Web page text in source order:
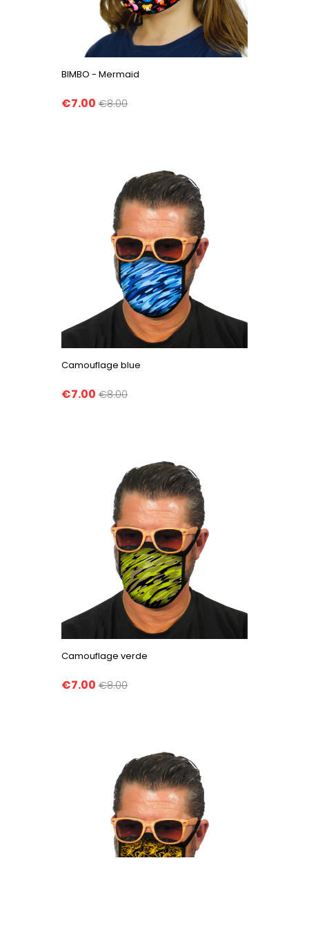
BIMBO - Mermaid
€7.00 €8.00
Camouflage blue
€7.00 €8.00
Camouflage verde
€7.00 €8.00